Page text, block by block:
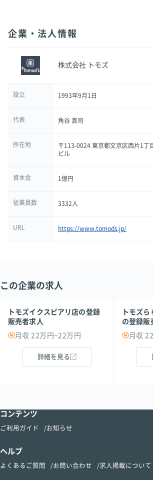
企業・法人情報
株式会社 トモズ
設立 1993年9月1日
代表 角谷 真司
所在地
〒113-0024 東京都文京区西片1
ビル
資本金 1億円
従業員数 3332人
URL https://www.tomods.jp/
この企業の求人
トモズイクスピアリ店の登録
販売者求人
月収 22万円~22万円
詳細を見る
トモズ
の登録販
月収
コンテンツ
ご利用ガイド お知らせ
ヘルプ
よくあるご質問 お問い合わせ 求人掲載について